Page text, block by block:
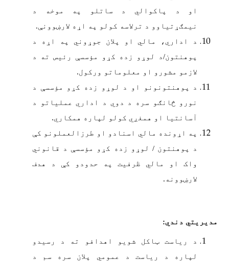
او د پاکوالي د ساتلو په موخه د
نیمګړتیاوو د ترلاسه کولو په اړه لارښوونې.
د اداري، مالي او پلان جوړوني په اړه د
پوهنتون/د لوړو زده کړو مؤسسې رئیس ته د
لازمو مشورو او معلوماتو ورکول.
د پوهنتونونو او د لوړو زده کړو مؤسسې د
نورو څانګو سره د دوي د اداري عملیاتو د
آسانتیا او همغږي کولو لپاره همکاري.
په اړونده مالي اسنادو او طرزالعملونو کې
د پوهنتون / لوړو زده کړو مؤسسې د قانوني
واک او مالي ظرفیت په حدودو کې د هدف
لارښوونه.
مدیریتي دندي:
د ریاست ټاکل شویو اهدافو ته د رسیدو
لپاره د ریاست د عمومي پلان سره سم د